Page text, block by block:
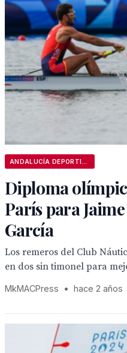
Diploma
París para
García
Los remeros del Club
en dos sin timonel para
MkMACPress • hace 2 años